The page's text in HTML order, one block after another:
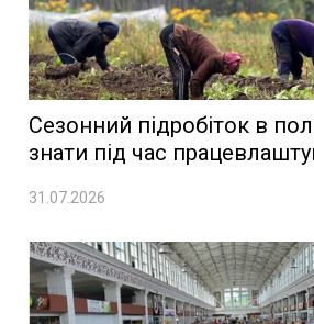
Сезонний підробіток в
знати під час
31.07.2026